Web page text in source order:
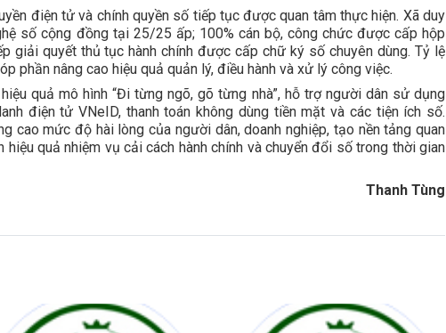
điện tử và chính quyền số tiếp tục được quan tâm thực hiện. Xã duy
số cộng đồng tại 25/25 ấp; 100% cán bộ, công chức được cấp hộp
giải quyết thủ tục hành chính được cấp chữ ký số chuyên dùng. Tỷ lệ
phần nâng cao hiệu quả quản lý, điều hành và xử lý công việc.
quả mô hình “Đi từng ngõ, gõ từng nhà”, hỗ trợ người dân sử dụng
điện tử VNeID, thanh toán không dùng tiền mặt và các tiện ích số.
cao mức độ hài lòng của người dân, doanh nghiệp, tạo nền tảng quan
quả nhiệm vụ cải cách hành chính và chuyển đổi số trong thời gian
Thanh Tùng